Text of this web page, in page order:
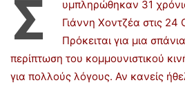
Σ
υμπληρώθηκαν 31
Γιάννη Χοντζέα στις 24
Πρόκειται για μια
περίπτωση του κομμουνιστικού
για πολλούς λόγους. Αν κανείς